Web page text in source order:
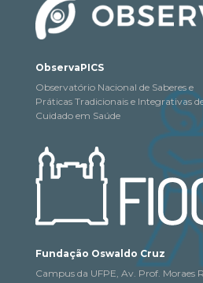
ObservaPICS
Observatório Nacional de Saberes e
Práticas Tradicionais e Integrativas
Cuidado em Saúde
Fundação Oswaldo Cruz
Campus da UFPE, Av. Prof. Moraes